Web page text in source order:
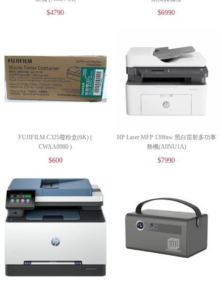
$4790 $6990
FUJIFILM C325廢粉盒(6K) (
CWAA0980 )
$600
HP Laser MFP 139fnw 黑白雷射多功事
務機(A0NU1A)
$7990